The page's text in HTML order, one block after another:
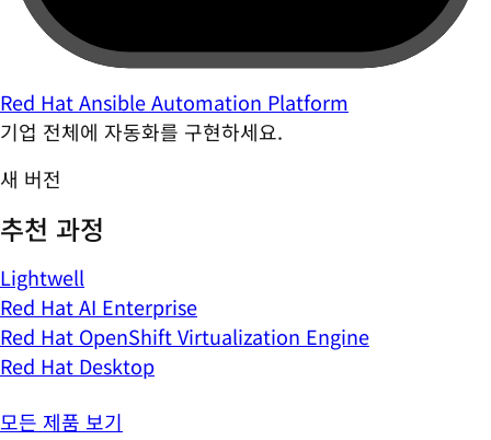
Red Hat Ansible Automation Platform
기업 전체에 자동화를 구현하세요.
새 버전
추천 과정
Lightwell
Red Hat AI Enterprise
Red Hat OpenShift Virtualization Engine
Red Hat Desktop
모든 제품 보기